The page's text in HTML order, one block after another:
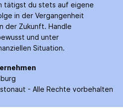
tätigst du stets auf eigene
in der Ver­gangenheit
der Zukunft. Handle
und unter
Situation.
- Alle Rechte vorbehalten